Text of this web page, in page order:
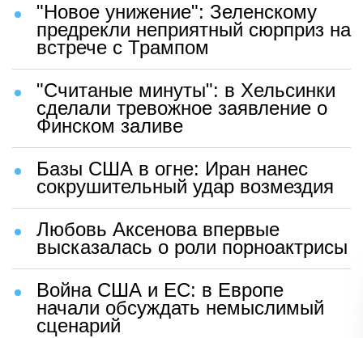
"Новое унижение": Зеленскому
предрекли неприятный сюрприз на
встрече с Трампом
"Считаные минуты": в Хельсинки
сделали тревожное заявление о
Финском заливе
Базы США в огне: Иран нанес
сокрушительный удар возмездия
Любовь Аксенова впервые
высказалась о роли порноактрисы
Война США и ЕС: в Европе
начали обсуждать немыслимый
сценарий